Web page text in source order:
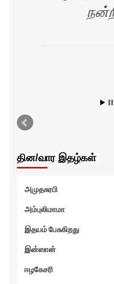
தின/வார இதழ்கள்
அமுதசுரபி
அம்புலிமாமா
இதயம் பேசுகிறது
இன்ஸான்
ஈழகேசரி